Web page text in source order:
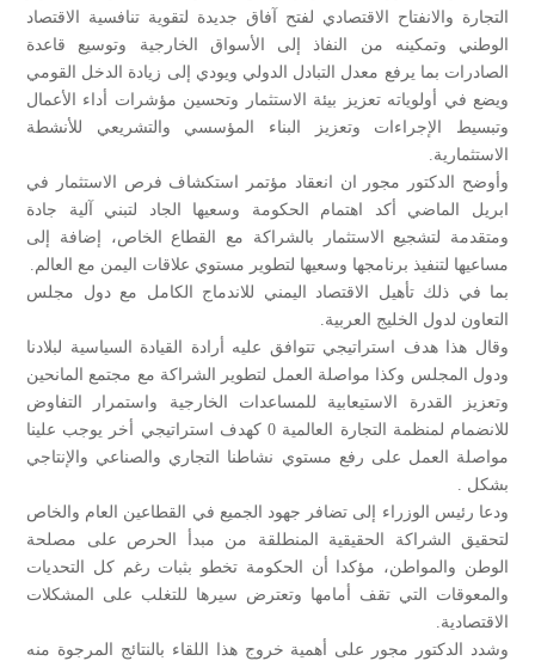
التجارة والانفتاح الاقتصادي لفتح آفاق جديدة لتقوية تنافسية الاقتصاد
الوطني وتمكينه من النفاذ إلى الأسواق الخارجية وتوسيع قاعدة
الصادرات بما يرفع معدل التبادل الدولي ويودي إلى زيادة الدخل القومي
ويضع في أولوياته تعزيز بيئة الاستثمار وتحسين مؤشرات أداء الأعمال
وتبسيط الإجراءات وتعزيز البناء المؤسسي والتشريعي للأنشطة
الاستثمارية.
وأوضح الدكتور مجور ان انعقاد مؤتمر استكشاف فرص الاستثمار في
ابريل الماضي أكد اهتمام الحكومة وسعيها الجاد لتبني آلية جادة
ومتقدمة لتشجيع الاستثمار بالشراكة مع القطاع الخاص، إضافة إلى
مساعيها لتنفيذ برنامجها وسعيها لتطوير مستوي علاقات اليمن مع العالم.
بما في ذلك تأهيل الاقتصاد اليمني للاندماج الكامل مع دول مجلس
التعاون لدول الخليج العربية.
وقال هذا هدف استراتيجي تتوافق عليه أرادة القيادة السياسية لبلادنا
ودول المجلس وكذا مواصلة العمل لتطوير الشراكة مع مجتمع المانحين
وتعزيز القدرة الاستيعابية للمساعدات الخارجية واستمرار التفاوض
للانضمام لمنظمة التجارة العالمية 0 كهدف استراتيجي أخر يوجب علينا
مواصلة العمل على رفع مستوي نشاطنا التجاري والصناعي والإنتاجي
بشكل .
ودعا رئيس الوزراء إلى تضافر جهود الجميع في القطاعين العام والخاص
لتحقيق الشراكة الحقيقية المنطلقة من مبدأ الحرص على مصلحة
الوطن والمواطن، مؤكدا أن الحكومة تخطو بثبات رغم كل التحديات
والمعوقات التي تقف أمامها وتعترض سيرها للتغلب على المشكلات
الاقتصادية.
وشدد الدكتور مجور على أهمية خروج هذا اللقاء بالنتائج المرجوة منه